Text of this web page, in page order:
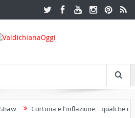
Cortona e l’inflazione… qualche